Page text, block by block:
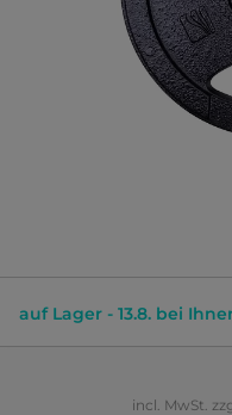
auf Lager - 13.8. bei
incl. MwSt.